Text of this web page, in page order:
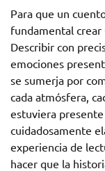
Para que un
fundamental
Describir con
emociones
se sumerja por
cada atmósfera,
estuviera
cuidadosamente
experiencia de
hacer que la